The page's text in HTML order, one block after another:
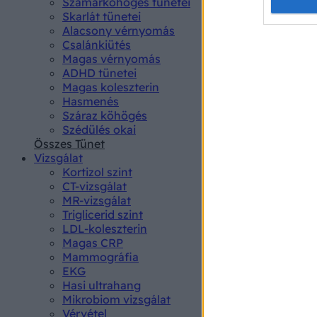
Skarlát tünetei
Alacsony vérnyomás
Csalánkiütés
Magas vérnyomás
ADHD tünetei
Magas koleszterin
Hasmenés
Száraz köhögés
Szédülés okai
Összes Tünet
Vizsgálat
Kortizol szint
CT-vizsgálat
MR-vizsgálat
Triglicerid szint
LDL-koleszterin
Magas CRP
Mammográfia
EKG
Hasi ultrahang
Mikrobiom vizsgálat
Vérvétel